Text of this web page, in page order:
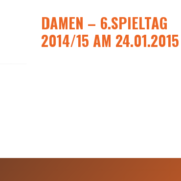
DAMEN – 6.SPIELTAG
2014/15 AM 24.01.2015